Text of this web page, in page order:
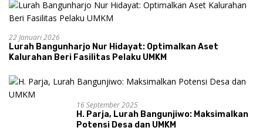
22 Januari 2026
Lurah Bangunharjo Nur Hidayat: Optimalkan Aset
Kalurahan Beri Fasilitas Pelaku UMKM
16 September 2025
H. Parja, Lurah Bangunjiwo: Maksimalkan
Potensi Desa dan UMKM